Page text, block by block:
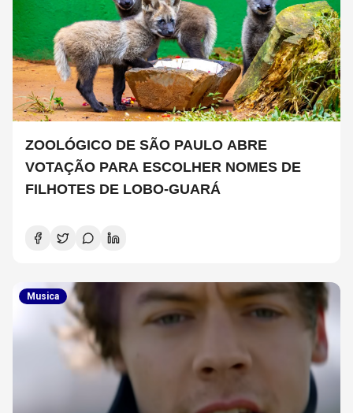
ZOOLÓGICO DE SÃO PAULO ABRE
VOTAÇÃO PARA ESCOLHER NOMES DE
FILHOTES DE LOBO-GUARÁ
Musica